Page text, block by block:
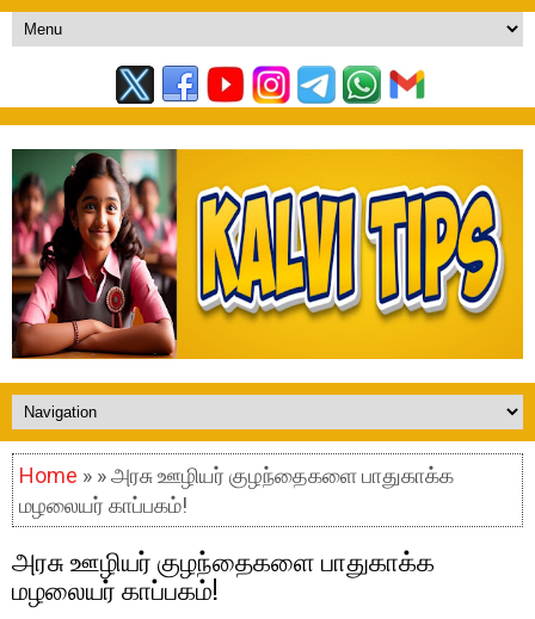
Home » » அரசு ஊழியர் குழந்தைகளை பாதுகாக்க
மழலையர் காப்பகம்!
அரசு ஊழியர் குழந்தைகளை பாதுகாக்க
மழலையர் காப்பகம்!